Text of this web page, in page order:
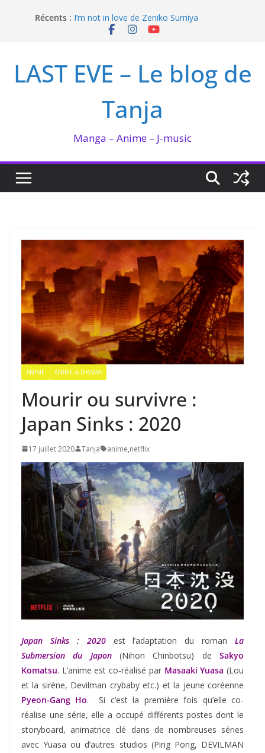
Récents : I’m not in love de Zeniko Sumiya
Hima-ten ! : La fée du logis et la PDG
Ma collection BANANA FISH
LAST EVE – Le blog de
Tanja
Manga – Anime – J-music
ANIME ANIME & DRAMA
Mourir ou survivre :
Japan Sinks : 2020
17 juillet 2020 Tanja anime,netflix
Japan Sinks : 2020est l’adaptation du roman La
Submersion du Japon
(Nihon Chinbotsu) deSakyo
Komatsu. L’anime est co-réalisé par Masaaki Yuasa (Lou
et la sirène, Devilman crybaby etc.) et la jeune coréenne
Pyeon-Gang Ho. Si c’est la première fois qu’elle co-
réalise une série, elle a occupé différents postes dont le
storyboard, animatrice clé dans de nombreuses séries
avec Yuasa ou d’autres studios (Ping Pong, DEVILMAN